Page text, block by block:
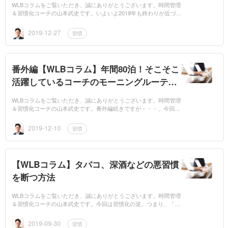
WLBコラムをご覧いただき、誠にありがとうございます。時間管理
＆習慣化コーチの山本武史です。いよいよ2019年も終わりが近づい
ぼくも同じ...2019-12-27 習慣
番外編【WLBコラム】年間80泊！そこそこ
活躍しているコーチのモーニングルーティ
WLBコラムをご覧いただき、誠にありがとうございます。時間管理
＆習慣化コーチの山本武史です。番外編続きですが・・・、今回
います！...2019-12-10 習慣
【WLBコラム】タバコ、深酒などの悪習慣
を断つ方法
WLBコラムをご覧いただき、誠にありがとうございます。時間管理
＆習慣化コーチの山本武史です。今回は習慣化の逆。つまり、「悪
コに... 2019-09-30 習慣